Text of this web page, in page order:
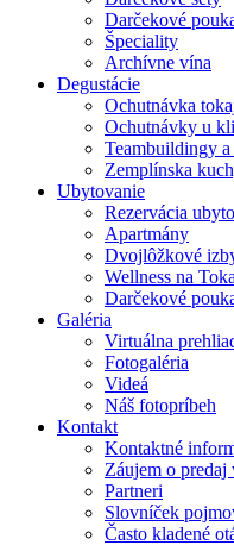
Darčekové
Špeciality
Archívne vína
Degustácie
Ochutnávka
Ochutnávky u
Teambuildingy
Zemplínska
Ubytovanie
Rezervácia
Apartmány
Dvojlôžkové
Wellness na
Darčekové
Galéria
Virtuálna
Fotogaléria
Videá
Náš fotopríbeh
Kontakt
Kontaktné
Záujem o predaj
Partneri
Slovníček
Často kladené